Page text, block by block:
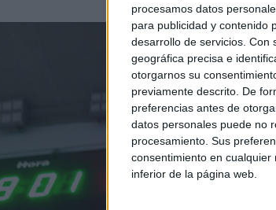
procesamos datos
para publicidad y contenido
desarrollo de servicios. Con
geográfica precisa e
otorgarnos su
previamente descrito. De
preferencias antes de
datos personales puede no
procesamiento. Sus
consentimiento en
inferior de la página web.